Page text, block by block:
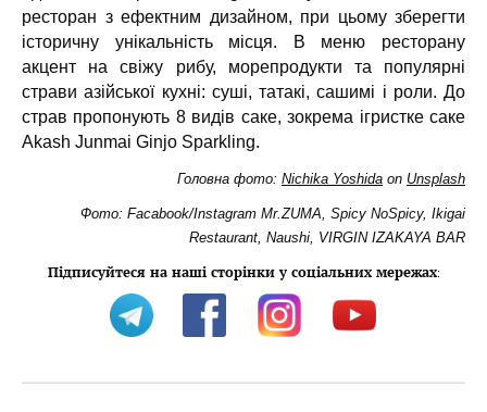
ресторан з ефектним дизайном, при цьому зберегти
історичну унікальність місця. В меню ресторану
акцент на свіжу рибу, морепродукти та популярні
страви азійської кухні: суші, татакі, сашимі і роли. До
страв пропонують 8 видів саке, зокрема ігристке саке
Akash Junmai Ginjo Sparkling.
Головна фото: Nichika Yoshida on Unsplash
Фото: Facabook/Instagram Mr.ZUMA, Spicy NoSpicy, Ikigai
Restaurant, Naushi, VIRGIN IZAKAYA BAR
Підписуйтеся на наші сторінки у соціальних мережах: